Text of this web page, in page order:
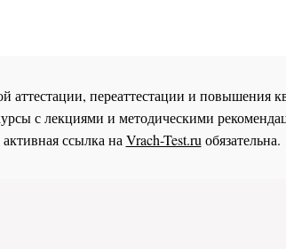
аттестации, переаттестации и повышения
с лекциями и методическими
ссылка на Vrach-Test.ru обязательна.